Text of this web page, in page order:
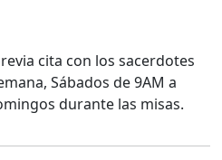
cita con los sacerdotes
Sábados de 9AM a
durante las misas.